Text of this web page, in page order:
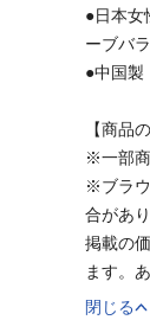
●日本女
ーブバ
●中国製
【商品
※一部
※ブラ
合があり
掲載の
ます。
閉じる